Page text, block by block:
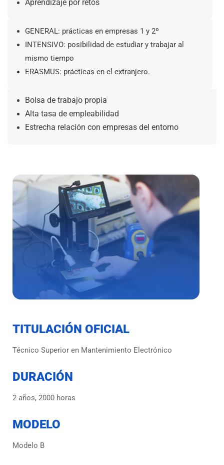
Aprendizaje por retos
GENERAL: prácticas en empresas 1 y 2º
INTENSIVO: posibilidad de estudiar y trabajar al
mismo tiempo
ERASMUS: prácticas en el extranjero.
Bolsa de trabajo propia
Alta tasa de empleabilidad
Estrecha relación con empresas del entorno
TITULACIÓN OFICIAL
Técnico Superior en Mantenimiento Electrónico
DURACIÓN
2 años, 2000 horas
MODELO
Modelo B